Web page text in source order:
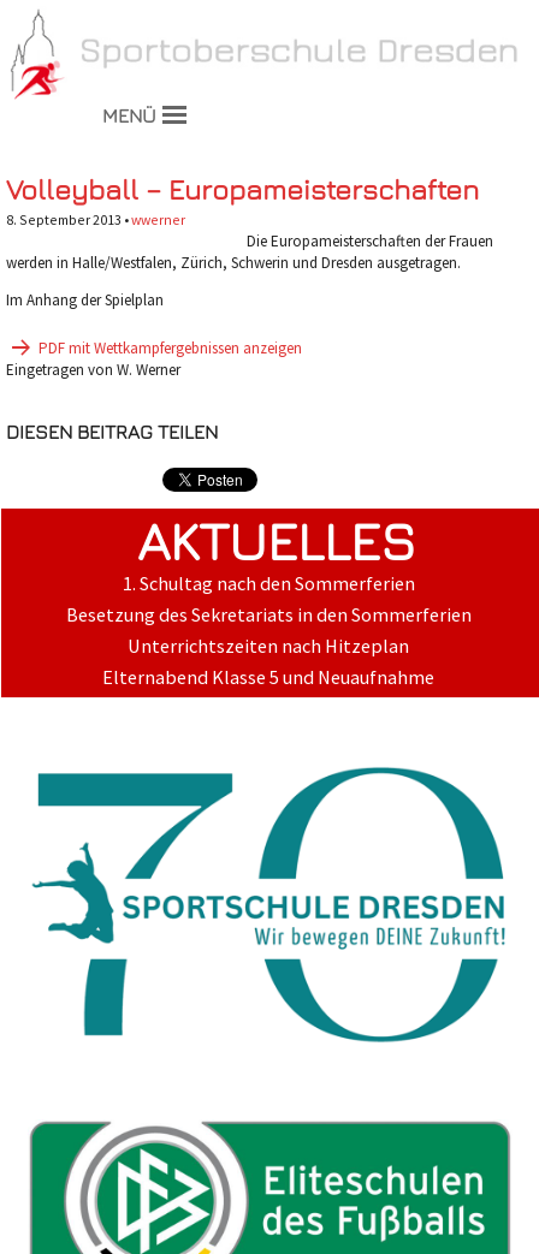
MENÜ
Volleyball – Europameisterschaften
8. September 2013 •wwerner
Die Europameisterschaften der Frauen
werden in Halle/Westfalen, Zürich, Schwerin und Dresden ausgetragen.
Im Anhang der Spielplan
PDF mit Wettkampfergebnissen anzeigen
Eingetragen von W. Werner
DIESEN BEITRAG TEILEN
AKTUELLES
1. Schultag nach den Sommerferien
Besetzung des Sekretariats in den Sommerferien
Unterrichtszeiten nach Hitzeplan
Elternabend Klasse 5 und Neuaufnahme